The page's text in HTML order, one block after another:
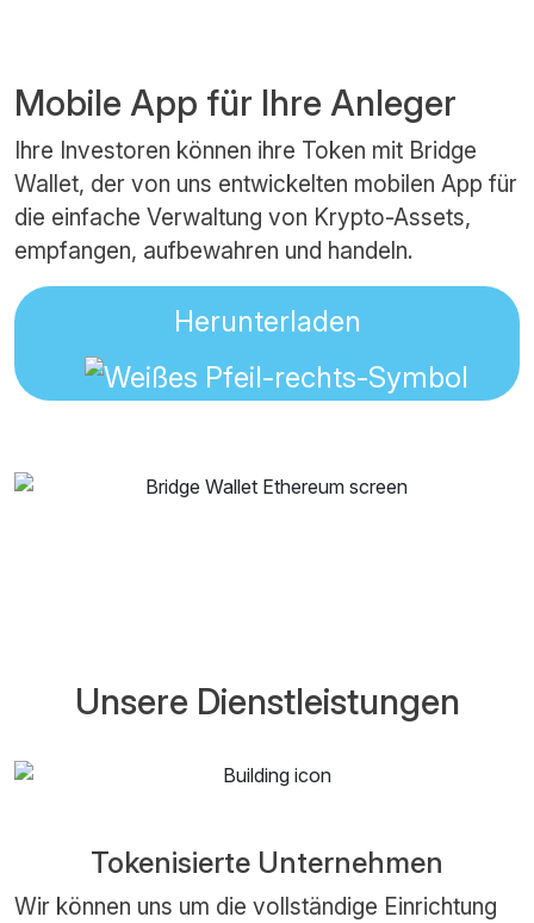
Mobile App für Ihre Anleger
Ihre Investoren können ihre Token mit Bridge
Wallet, der von uns entwickelten mobilen App für
die einfache Verwaltung von Krypto-Assets,
empfangen, aufbewahren und handeln.
Herunterladen
Unsere Dienstleistungen
Tokenisierte Unternehmen
Wir können uns um die vollständige Einrichtung